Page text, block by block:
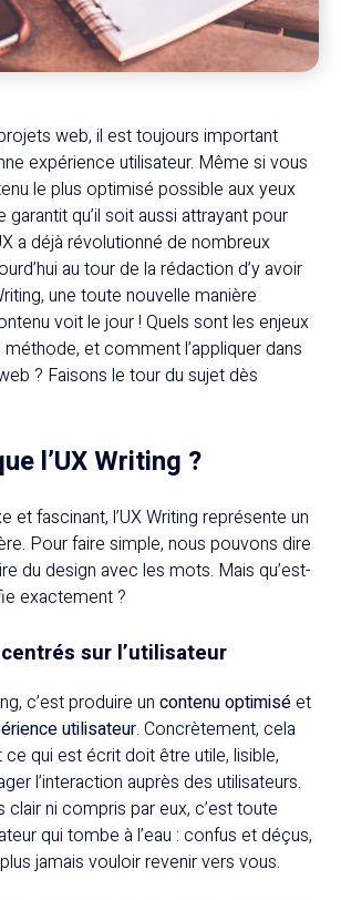
web, il est toujours important
expérience utilisateur. Même si vous
le plus optimisé possible aux yeux
garantit qu’il soit aussi attrayant pour
a déjà révolutionné de nombreux
au tour de la rédaction d’y avoir
une toute nouvelle manière
voit le jour ! Quels sont les enjeux
et comment l’appliquer dans
? Faisons le tour du sujet dès
l’UX Writing ?
et fascinant, l’UX Writing représente un
Pour faire simple, nous pouvons dire
du design avec les mots. Mais qu’est-
exactement ?
sur l’utilisateur
c’est produire un contenu optimiséet
utilisateur. Concrètement, cela
qui est écrit doit être utile, lisible,
l’interaction auprès des utilisateurs.
clair ni compris par eux, c’est toute
qui tombe à l’eau : confus et déçus,
jamais vouloir revenir vers vous.